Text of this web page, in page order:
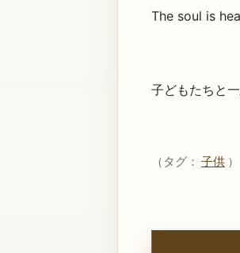
The soul is
子どもたちと
（タグ： 子供 ）